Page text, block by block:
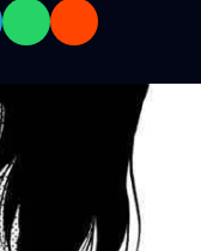
Facebook,